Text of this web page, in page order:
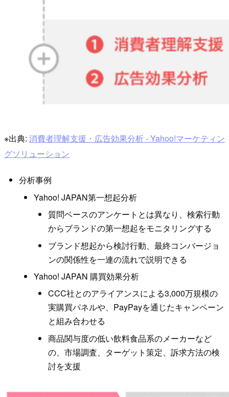
※出典: 消費者理解支援・広告効果分析 - Yahoo!マーケティン
グソリューション
分析事例
Yahoo! JAPAN第一想起分析
質問ベースのアンケートとは異なり、検索行動
からブランドの第一想起をモニタリングする
ブランド想起から検討行動、最終コンバージョ
ンの関係性を一連の流れで説明できる
Yahoo! JAPAN 購買効果分析
CCC社とのアライアンスによる3,000万規模の
実購買パネルや、PayPayを通じたキャンペーン
と組み合わせる
商品関与度の低い飲料食品系のメーカーなど
の、市場調査、ターゲット策定、訴求方法の検
討を支援